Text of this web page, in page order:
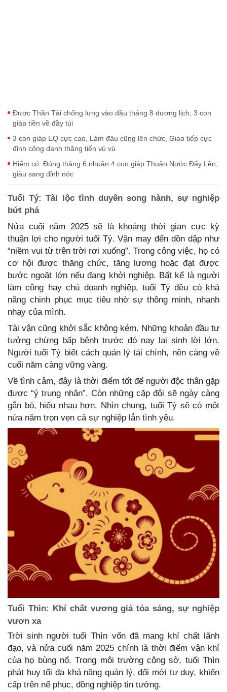
Được Thần Tài chống lưng vào đầu tháng 8 dương lịch, 3 con
giáp tiền về đầy túi
3 con giáp EQ cực cao, Làm đâu cũng lên chức, Giao tiếp cực
đỉnh công danh thăng tiến vù vù
Hiếm có: Đúng tháng 6 nhuận 4 con giáp Thuận Nước Đẩy Lên,
giàu sang đỉnh nóc
Tuổi Tý: Tài lộc tình duyên song hành, sự nghiệp
bứt phá
Nửa cuối năm 2025 sẽ là khoảng thời gian cực kỳ
thuận lợi cho người tuổi Tý. Vận may đến dồn dập như
“niềm vui từ trên trời rơi xuống”. Trong công việc, họ có
cơ hội được thăng chức, tăng lương hoặc đạt được
bước ngoặt lớn nếu đang khởi nghiệp. Bất kể là người
làm công hay chủ doanh nghiệp, tuổi Tý đều có khả
năng chinh phục mục tiêu nhờ sự thông minh, nhanh
nhạy của mình.
Tài vận cũng khởi sắc không kém. Những khoản đầu tư
tưởng chừng bấp bênh trước đó nay lại sinh lời lớn.
Người tuổi Tý biết cách quản lý tài chính, nên càng về
cuối năm càng vững vàng.
Về tình cảm, đây là thời điểm tốt để người độc thân gặp
được “ý trung nhân”. Còn những cặp đôi sẽ ngày càng
gắn bó, hiểu nhau hơn. Nhìn chung, tuổi Tý sẽ có một
nửa năm trọn vẹn cả sự nghiệp lẫn tình yêu.
Tuổi Thìn: Khí chất vương giả tỏa sáng, sự nghiệp
vươn xa
Trời sinh người tuổi Thìn vốn đã mang khí chất lãnh
đạo, và nửa cuối năm 2025 chính là thời điểm vận khí
của họ bùng nổ. Trong môi trường công sở, tuổi Thìn
phát huy tối đa khả năng quản lý, đổi mới tư duy, khiến
cấp trên nể phục, đồng nghiệp tin tưởng.